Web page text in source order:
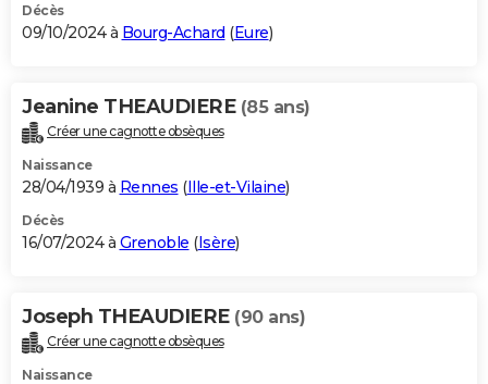
S'inscrire
Se connecter
Lycées
Collèges
Primaires
Universités
Entreprises
Service militaire
Avis de recherche
AVIS DE DÉCÈS
Bricolage
Lifestyle
Culture
Sport
Auto
Television
Voyage
Cinema
Décès
09/10/2024 à Bourg-Achard (Eure)
Jeanine THEAUDIERE (85 ans)
Créer une cagnotte obsèques
Naissance
28/04/1939 à Rennes (Ille-et-Vilaine)
Décès
16/07/2024 à Grenoble (Isère)
Joseph THEAUDIERE (90 ans)
Créer une cagnotte obsèques
Naissance